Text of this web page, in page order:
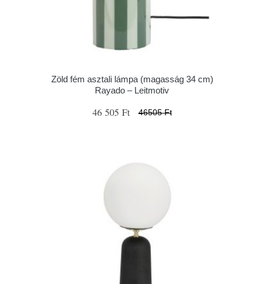
Zöld fém asztali lámpa (magasság 34 cm)
Rayado – Leitmotiv
46 505 Ft 46505 Ft